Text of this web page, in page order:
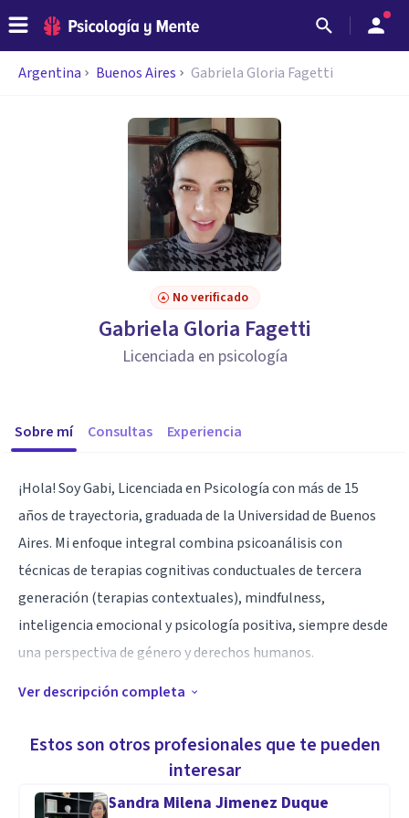
Argentina Buenos Aires Gabriela Gloria Fagetti
No verificado
Gabriela Gloria Fagetti
Licenciada en psicología
Sobre mí Consultas Experiencia
¡Hola! Soy Gabi, Licenciada en Psicología con más de 15
años de trayectoria, graduada de la Universidad de Buenos
Aires. Mi enfoque integral combina psicoanálisis con
técnicas de terapias cognitivas conductuales de tercera
generación (terapias contextuales), mindfulness,
inteligencia emocional y psicología positiva, siempre desde
una perspectiva de género y derechos humanos.
situaciones de crisis emocional debido a violencia familiar,
abuso sexual, duelo, migración, vulneración de derechos o
crisis vitales. Ofrezco un espacio de confianza y apoyo donde
Ver descripción completa
Estos son otros profesionales que te pueden
interesar
Sandra Milena Jimenez Duque